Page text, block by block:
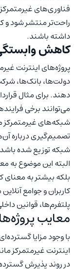
فناوری‌های
راحت‌تر منتشر شود و
داشته باشند.
کاهش
پروژه‌های اینترنت
دولت‌ها، بانک‌ها،
می‌توانند برخی
شبکه‌های غیرمتمرکز
تصمیم‌گیری درباره
شبکه توزیع شده
البته این موضوع به
بلکه بیشتر به
کاربران و جوامع
پلتفرم‌ها، قوانین
معایب
با وجود مزایا
اینترنت غیرمتمرکز
در روند پذیرش